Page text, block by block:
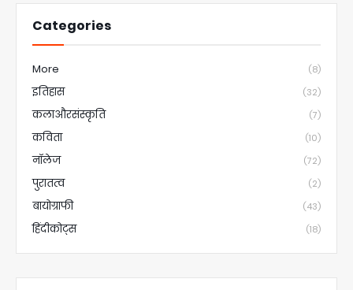
Categories
More (8)
इतिहास (32)
कलाऔरसंस्कृति (7)
कविता (10)
नॉलेज (72)
पुरातत्व (2)
बायोग्राफी (43)
हिंदीकोट्स (18)